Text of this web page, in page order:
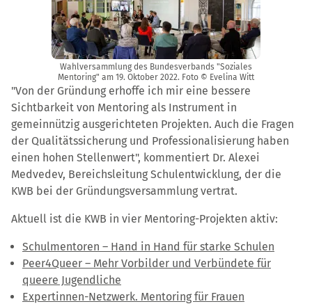
Wahlversammlung des Bundesverbands "Soziales
Mentoring" am 19. Oktober 2022. Foto © Evelina Witt
"Von der Gründung erhoffe ich mir eine bessere
Sichtbarkeit von Mentoring als Instrument in
gemeinnützig ausgerichteten Projekten. Auch die Fragen
der Qualitätssicherung und Professionalisierung haben
einen hohen Stellenwert", kommentiert Dr. Alexei
Medvedev, Bereichsleitung Schulentwicklung, der die
KWB bei der Gründungsversammlung vertrat.
Aktuell ist die KWB in vier Mentoring-Projekten aktiv:
Schulmentoren – Hand in Hand für starke Schulen
Peer4Queer – Mehr Vorbilder und Verbündete für
queere Jugendliche
Expertinnen-Netzwerk. Mentoring für Frauen